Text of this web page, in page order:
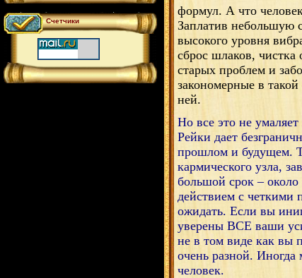
Счетчики
формул. А что
Заплатив небольшую
высокого уровня
сброс шлаков, чистка
старых проблем и
закономерные в
ней.
Но все это не
Рейки дает
прошлом и будущем.
кармического узла,
большой срок –
действием с четкими
ожидать. Если вы
уверены ВСЕ ваши
не в том виде как вы
очень разной. Иногда
человек.